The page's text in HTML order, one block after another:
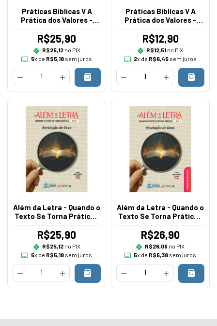
Práticas Bíblicas V A
Prática dos Valores -
R$25,90
R$25,12no PIX
5x de R$5,18sem juros
Práticas Bíblicas V A
Prática dos Valores -
R$12,90
R$12,51 no PIX
2x de R$6,45sem juros
Além da Letra - Quando o
Texto Se Torna Prática -
R$25,90
R$25,12no PIX
5x de R$5,18sem juros
Além da Letra - Quando o
Texto Se Torna Prática -
R$26,90
R$26,09 no PIX
5x de R$5,38 sem juros